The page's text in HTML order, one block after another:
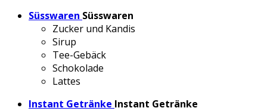
Süsswaren Süsswaren
Zucker und Kandis
Sirup
Tee-Gebäck
Schokolade
Lattes
Instant Getränke Instant Getränke